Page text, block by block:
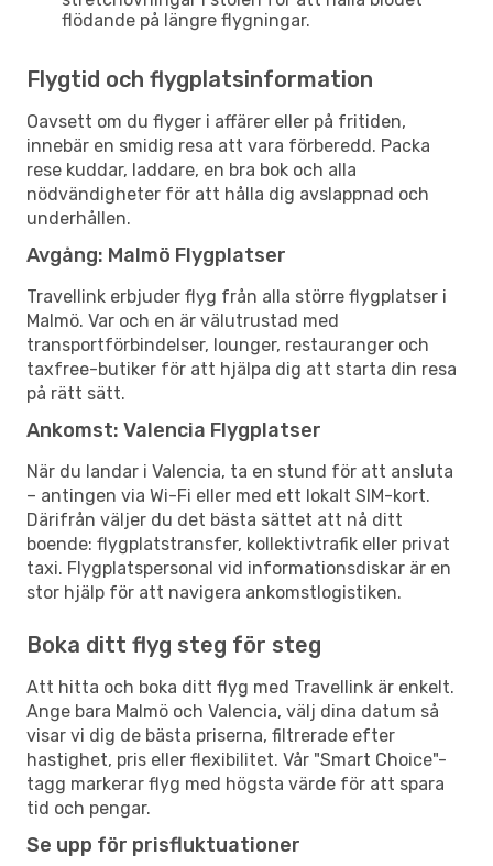
flödande på längre flygningar.
Flygtid och flygplatsinformation
Oavsett om du flyger i affärer eller på fritiden,
innebär en smidig resa att vara förberedd. Packa
rese kuddar, laddare, en bra bok och alla
nödvändigheter för att hålla dig avslappnad och
underhållen.
Avgång: Malmö Flygplatser
Travellink erbjuder flyg från alla större flygplatser i
Malmö. Var och en är välutrustad med
transportförbindelser, lounger, restauranger och
taxfree-butiker för att hjälpa dig att starta din resa
på rätt sätt.
Ankomst: Valencia Flygplatser
När du landar i Valencia, ta en stund för att ansluta
– antingen via Wi-Fi eller med ett lokalt SIM-kort.
Därifrån väljer du det bästa sättet att nå ditt
boende: flygplatstransfer, kollektivtrafik eller privat
taxi. Flygplatspersonal vid informationsdiskar är en
stor hjälp för att navigera ankomstlogistiken.
Boka ditt flyg steg för steg
Att hitta och boka ditt flyg med Travellink är enkelt.
Ange bara Malmö och Valencia, välj dina datum så
visar vi dig de bästa priserna, filtrerade efter
hastighet, pris eller flexibilitet. Vår "Smart Choice"-
tagg markerar flyg med högsta värde för att spara
tid och pengar.
Se upp för prisfluktuationer